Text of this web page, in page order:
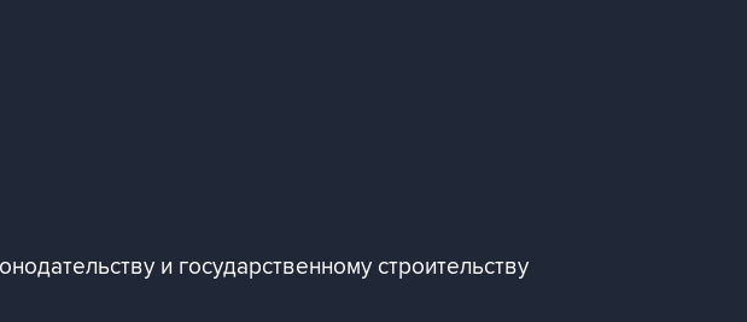
и государственному строительству